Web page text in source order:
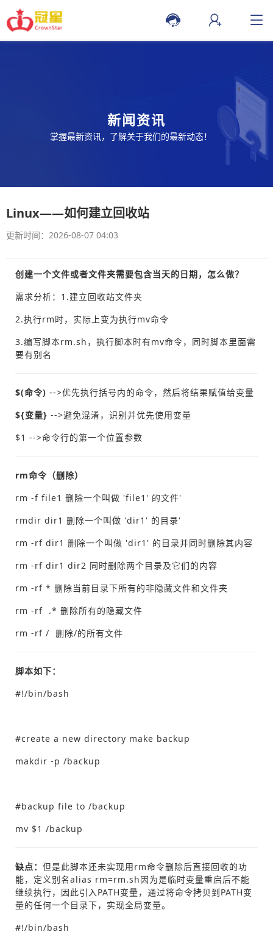
新闻资讯
掌握最新资讯，了解关于我们的最新动态！
Linux——如何建立回收站
更新时间：2026-08-07 04:03
创建一个文件或者文件夹需要包含当天的日期，怎么做？
需求分析：1.建立回收站文件夹
2.执行rm时，实际上变为执行mv命令
3.编写脚本rm.sh，执行脚本时有mv命令，同时脚本里面需
要有别名
$(命令) -->优先执行括号内的命令，然后将结果赋值给变量
${变量} -->避免混淆，识别并优先使用变量
$1 -->命令行的第一个位置参数
rm命令（删除）
rm -f file1 删除一个叫做 'file1' 的文件'
rmdir dir1 删除一个叫做 'dir1' 的目录'
rm -rf dir1 删除一个叫做 'dir1' 的目录并同时删除其内容
rm -rf dir1 dir2 同时删除两个目录及它们的内容
rm -rf * 删除当前目录下所有的非隐藏文件和文件夹
rm -rf .* 删除所有的隐藏文件
rm -rf / 删除/的所有文件
脚本如下：
#!/bin/bash
#create a new directory make backup
makdir -p /backup
#backup file to /backup
mv $1 /backup
缺点： 但是此脚本还未实现用rm命令删除后直接回收的功
能，定义别名alias rm=rm.sh因为是临时变量重启后不能
继续执行，因此引入PATH变量，通过将命令拷贝到PATH变
量的任何一个目录下，实现全局变量。
#!/bin/bash